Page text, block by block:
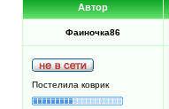
Автор
Фаиночка86
Постелила коврик